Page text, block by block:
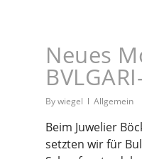
Neues
Bywiegel Allgemein
Beim Juwelier
setzten wir für